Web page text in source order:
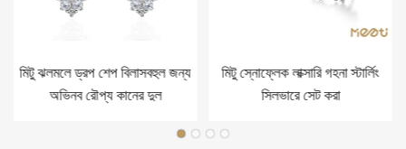
মিটু ঝলমলে ড্রপ শেপ বিলাসবহুল জন্য
অভিনব রৌপ্য কানের দুল
মিটু স্নোফ্লেক লাক্সারি গহনা স্টার্লিং
সিলভারে সেট করা